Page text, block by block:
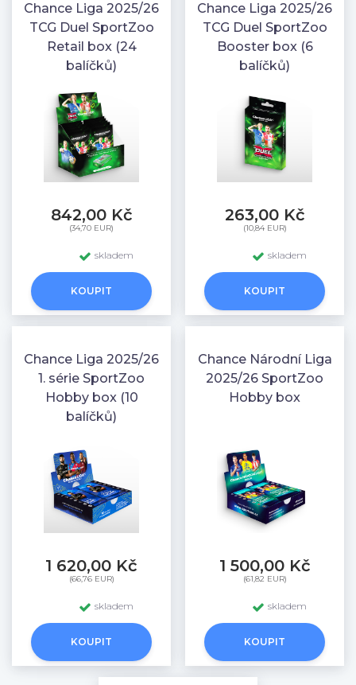
Chance Liga 2025/26
TCG Duel SportZoo
Retail box (24
balíčků)
842,00 Kč
(34,70 EUR)
skladem
KOUPIT
Chance Liga 2025/26
TCG Duel SportZoo
Booster box (6
balíčků)
263,00 Kč
(10,84 EUR)
skladem
KOUPIT
Chance Liga 2025/26
1. série SportZoo
Hobby box (10
balíčků)
1 620,00 Kč
(66,76 EUR)
skladem
KOUPIT
Chance Národní Liga
2025/26 SportZoo
Hobby box
1 500,00 Kč
(61,82 EUR)
skladem
KOUPIT